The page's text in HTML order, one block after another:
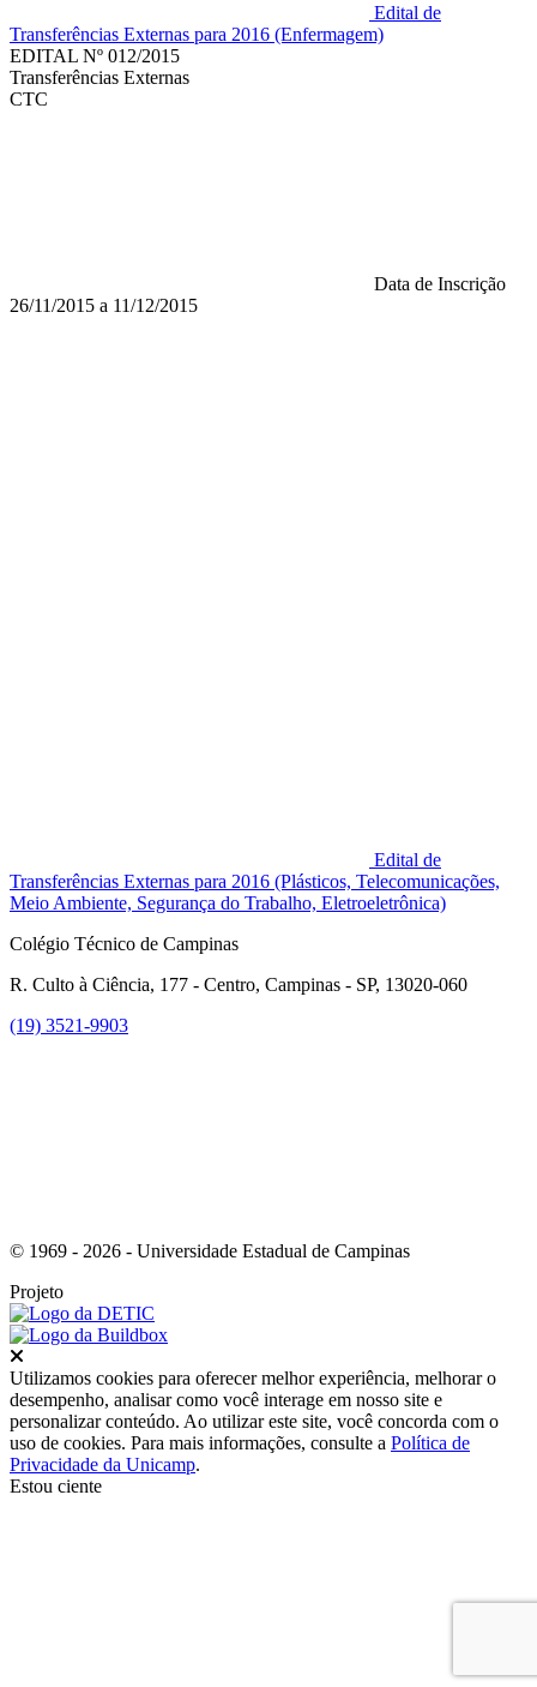
Edital de
Transferências Externas para 2016 (Enfermagem)
EDITAL Nº 012/2015
Transferências Externas
CTC
Data de Inscrição
26/11/2015 a 11/12/2015
Edital de
Transferências Externas para 2016 (Plásticos, Telecomunicações,
Meio Ambiente, Segurança do Trabalho, Eletroeletrônica)
Colégio Técnico de Campinas
R. Culto à Ciência, 177 - Centro, Campinas - SP, 13020-060
(19) 3521-9903
© 1969 - 2026 - Universidade Estadual de Campinas
Projeto
Utilizamos cookies para oferecer melhor experiência, melhorar o
desempenho, analisar como você interage em nosso site e
personalizar conteúdo. Ao utilizar este site, você concorda com o
uso de cookies. Para mais informações, consulte a Política de
Privacidade da Unicamp.
Estou ciente